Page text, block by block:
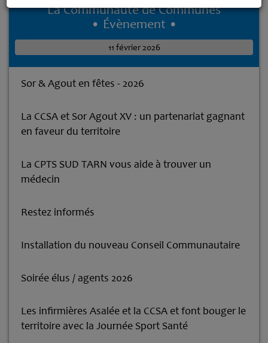
La Communauté de Communes
• Évènement •
11 février 2026
Sor & Agout en fêtes - 2026
La CCSA et Sor Agout XV : un partenariat gagnant
en faveur du territoire
La CPTS SUD TARN vous aide à trouver un
médecin
Restez informés
Installation du nouveau Conseil Communautaire
Soirée élus / agents 2026
Les infirmières Asalée et la CCSA et font bouger le
territoire avec la Journée Sport Santé